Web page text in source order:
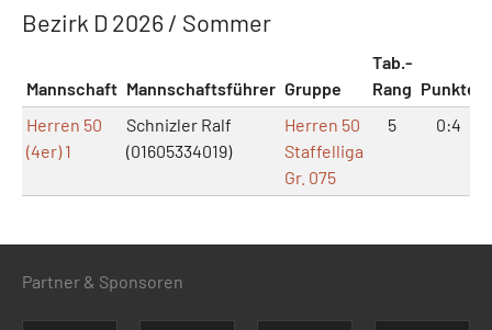
Bezirk D 2026 / Sommer
Mannschaft Mannschaftsführer Gruppe
Tab.-
Rang Punkte
Herren 50
(4er) 1
Schnizler Ralf
(01605334019)
Herren 50
Staffelliga
Gr. 075
5 0:4
Partner & Sponsoren